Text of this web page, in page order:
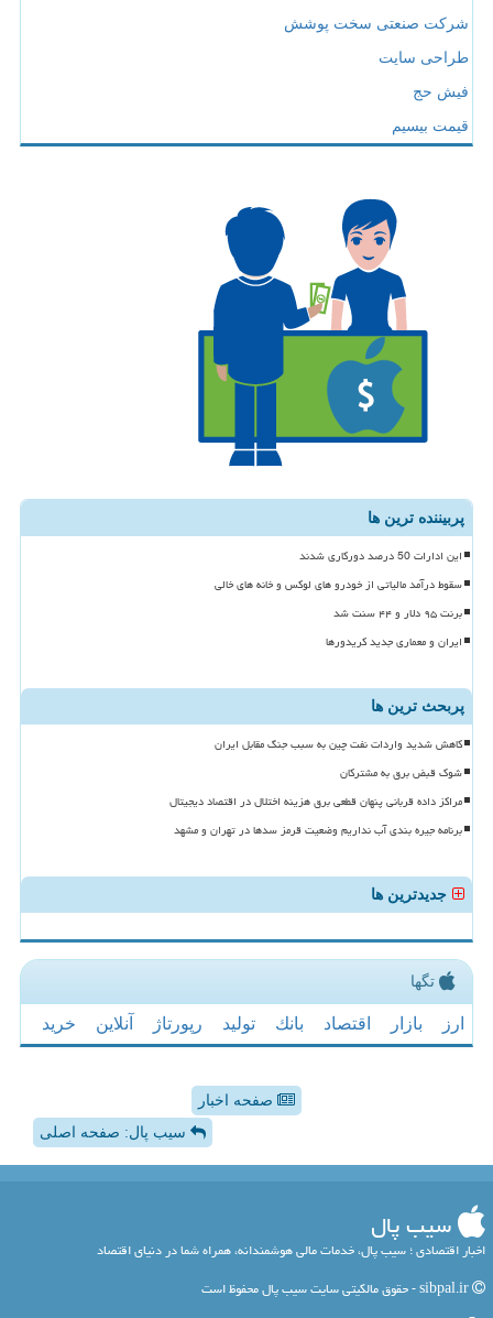
شرکت صنعتی سخت پوشش
طراحی سایت
فیش حج
قیمت بیسیم
پربیننده ترین ها
این ادارات 50 درصد دورکاری شدند
سقوط درآمد مالیاتی از خودرو های لوکس و خانه های خالی
برنت ۹۵ دلار و ۴۴ سنت شد
ایران و معماری جدید کریدورها
پربحث ترین ها
کاهش شدید واردات نفت چین به سبب جنگ مقابل ایران
شوک قبض برق به مشترکان
مراکز داده قربانی پنهان قطعی برق هزینه اختلال در اقتصاد دیجیتال
برنامه جیره بندی آب نداریم وضعیت قرمز سدها در تهران و مشهد
جدیدترین ها
تگها
ارز بازار اقتصاد بانك تولید رپورتاژ آنلاین خرید
صفحه اخبار
سیب پال: صفحه اصلی
سیب پال
اخبار اقتصادی ؛ سیب پال، خدمات مالی هوشمندانه، همراه شما در دنیای اقتصاد